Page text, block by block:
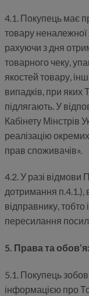
4.1. Покупець має
товару неналежної
рахуючи з дня
товарного чеку,
якостей товару,
випадків, при
підлягають. У
Кабінету Мінстрів
реалізацію
прав споживачів».
4.2. У разі відмови
дотримання п.4.1.),
відправнику,
пересилання
5. Права та
5.1. Покупець
інформацією про